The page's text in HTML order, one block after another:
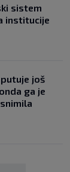
sistem
institucije
još
ga je